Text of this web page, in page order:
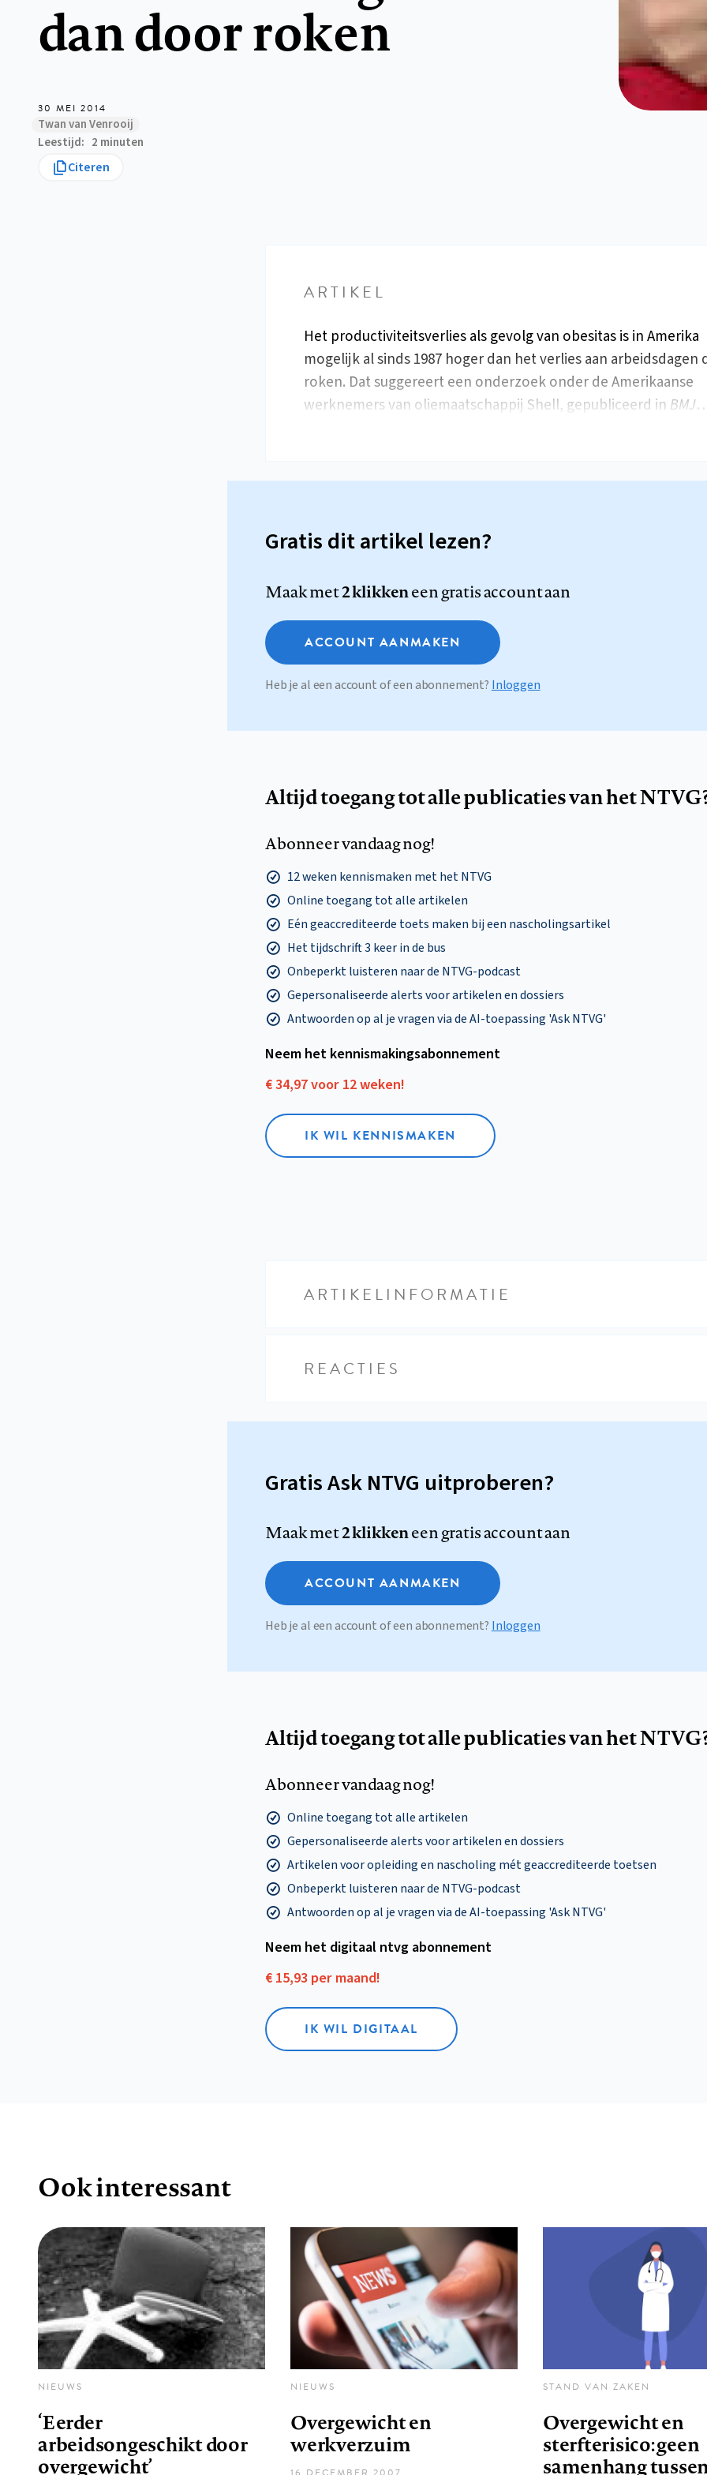
dan door roken
30 MEI 2014
Twan van Venrooij
Leestijd
2 minuten
Citeren
ARTIKEL
Het productiviteitsverlies als gevolg van obesitas is in Amerika
mogelijk al sinds 1987 hoger dan het verlies aan arbeidsdagen
roken. Dat suggereert een onderzoek onder de Amerikaanse
werknemers van oliemaatschappij Shell, gepubliceerd in BMJ
Gratis dit artikel lezen?
Maak met2 klikkeneen gratis account aan
ACCOUNT AANMAKEN
Heb je al een account of een abonnement? Inloggen
Altijd toegang tot alle publicaties van het
Abonneer vandaag nog!
12 weken kennismaken met het NTVG
Online toegang tot alle artikelen
Eén geaccrediteerde toets maken bij een nascholingsartikel
Het tijdschrift 3 keer in de bus
Onbeperkt luisteren naar de NTVG-podcast
Gepersonaliseerde alerts voor artikelen en dossiers
Antwoorden op al je vragen via de AI-toepassing 'Ask NTVG'
Neem het kennismakings­abonnement
€ 34,97 voor 12 weken!
IK WIL KENNISMAKEN
ARTIKELINFORMATIE
REACTIES
Gratis Ask NTVG uitproberen?
Maak met2 klikkeneen gratis account aan
ACCOUNT AANMAKEN
Heb je al een account of een abonnement? Inloggen
Altijd toegang tot alle publicaties van het
Abonneer vandaag nog!
Online toegang tot alle artikelen
Gepersonaliseerde alerts voor artikelen en dossiers
Artikelen voor opleiding en nascholing mét geaccrediteerde toetsen
Onbeperkt luisteren naar de NTVG-podcast
Antwoorden op al je vragen via de AI-toepassing 'Ask NTVG'
Neem het digitaal ntvg abonnement
€ 15,93 per maand!
IK WIL DIGITAAL
Ook interessant
NIEUWS
‘Eerder
arbeidsongeschikt door
overgewicht’
NIEUWS
Overgewicht en
werkverzuim
STAND VAN ZAKEN
Overgewicht en
sterfterisico: geen
samenhang